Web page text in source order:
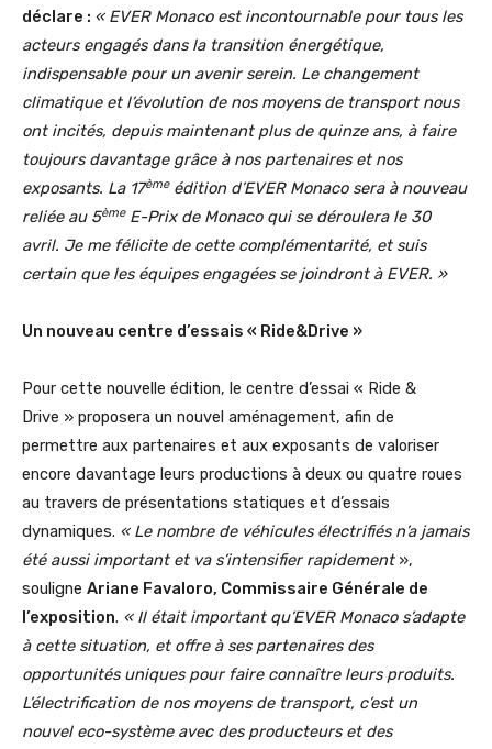
déclare : « EVER Monaco est incontournable pour tous les
acteurs engagés dans la transition énergétique,
indispensable pour un avenir serein. Le changement
climatique et l’évolution de nos moyens de transport nous
ont incités, depuis maintenant plus de quinze ans, à faire
toujours davantage grâce à nos partenaires et nos
exposants. La 17èmeédition d’EVER Monaco sera à nouveau
reliée au 5èmeE-Prix de Monaco qui se déroulera le 30
avril. Je me félicite de cette complémentarité, et suis
certain que les équipes engagées se joindront à EVER. »
Un nouveau centre d’essais « Ride&Drive »
Pour cette nouvelle édition, le centre d’essai « Ride &
Drive » proposera un nouvel aménagement, afin de
permettre aux partenaires et aux exposants de valoriser
encore davantage leurs productions à deux ou quatre roues
au travers de présentations statiques et d’essais
dynamiques. « Le nombre de véhicules électrifiés n’a jamais
été aussi important et va s’intensifier rapidement»,
souligne Ariane Favaloro, Commissaire Générale de
l’exposition. « Il était important qu’EVER Monaco s’adapte
à cette situation, et offre à ses partenaires des
opportunités uniques pour faire connaître leurs produits.
L’électrification de nos moyens de transport, c’est un
nouvel eco-système avec des producteurs et des